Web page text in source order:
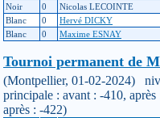
Noir
0 Nicolas LECOINTE
Blanc
0 Hervé DICKY
Blanc
0 Maxime ESNAY
Tournoi permanent de
(Montpellier, 01-02-2024)
principale : avant : -410,
après : -422)